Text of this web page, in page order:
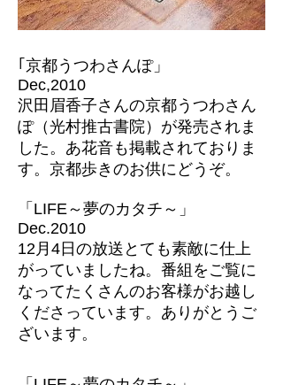
｢京都うつわさんぽ」
Dec,2010
沢田眉香子さんの京都うつわさん
ぽ（光村推古書院）が発売されま
した。あ花音も掲載されておりま
す。京都歩きのお供にどうぞ。
「LIFE～夢のカタチ～」
Dec.2010
12月4日の放送とても素敵に仕上
がっていましたね。番組をご覧に
なってたくさんのお客様がお越し
くださっています。ありがとうご
ざいます。